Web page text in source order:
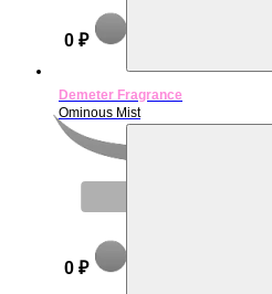
0 ₽
Demeter Fragrance
Ominous Mist
0 ₽